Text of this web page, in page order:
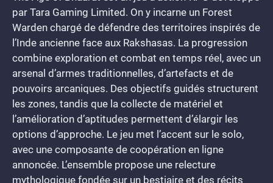
par Tara Gaming Limited. On y incarne un Forest
Warden chargé de défendre des territoires inspirés de
l’Inde ancienne face aux Rakshasas. La progression
combine exploration et combat en temps réel, avec un
arsenal d’armes traditionnelles, d’artefacts et de
pouvoirs arcaniques. Des objectifs guidés structurent
les zones, tandis que la collecte de matériel et
l’amélioration d’aptitudes permettent d’élargir les
options d’approche. Le jeu met l’accent sur le solo,
avec une composante de coopération en ligne
annoncée. L’ensemble propose une relecture
mythologique fondée sur un bestiaire et des récits